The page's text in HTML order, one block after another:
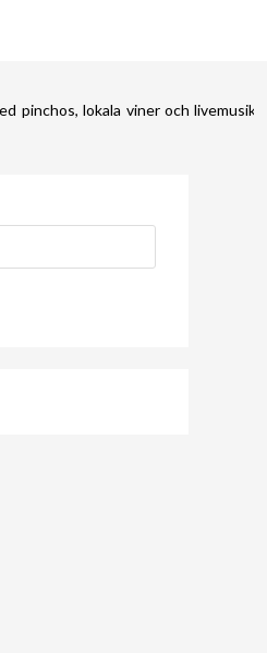
pinchos, lokala viner och livemusik